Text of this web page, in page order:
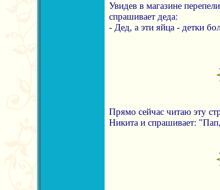
Увидев в магазине
спрашивает деда:
- Дед, а эти яйца - детки
Прямо сейчас читаю эту
Никита и спрашивает: